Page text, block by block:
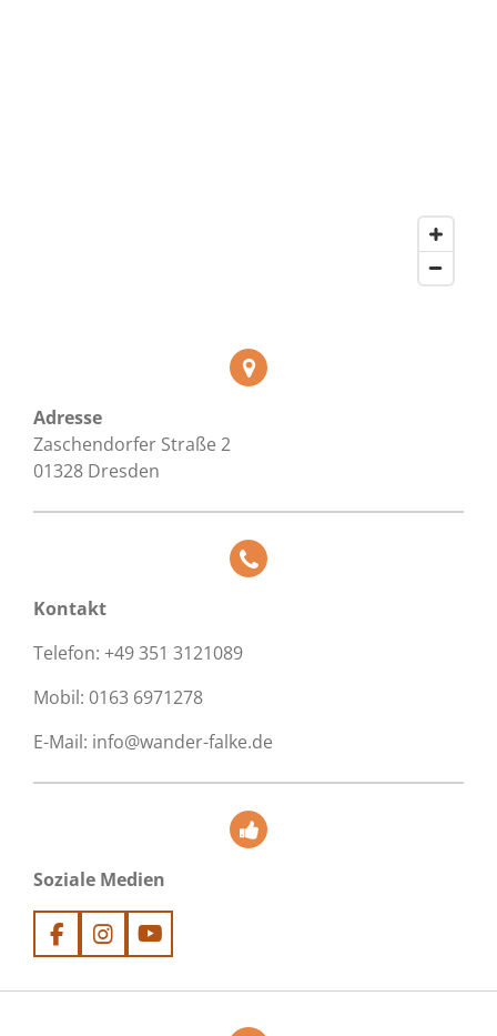
Adresse
Zaschendorfer Straße 2
01328 Dresden
Kontakt
Telefon: +49 351 3121089
Mobil: 0163 6971278
E-Mail: info@wander-falke.de
Soziale Medien
F
a
I
n
Y
o